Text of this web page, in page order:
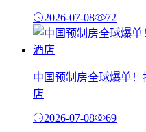
2026-07-08 72
中国预制房全球爆单
店
2026-07-08 69